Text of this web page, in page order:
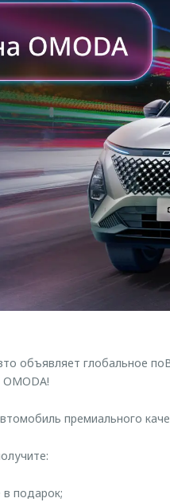
объявляет глобальное
премиального
подарок;